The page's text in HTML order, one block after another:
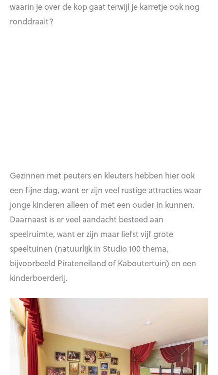
waarin je over de kop gaat terwijl je karretje ook nog
ronddraait?
Gezinnen met peuters en kleuters hebben hier ook
een fijne dag, want er zijn veel rustige attracties waar
jonge kinderen alleen of met een ouder in kunnen.
Daarnaast is er veel aandacht besteed aan
speelruimte, want er zijn maar liefst vijf grote
speeltuinen (natuurlijk in Studio 100 thema,
bijvoorbeeld Pirateneiland of Kaboutertuin) en een
kinderboerderij.